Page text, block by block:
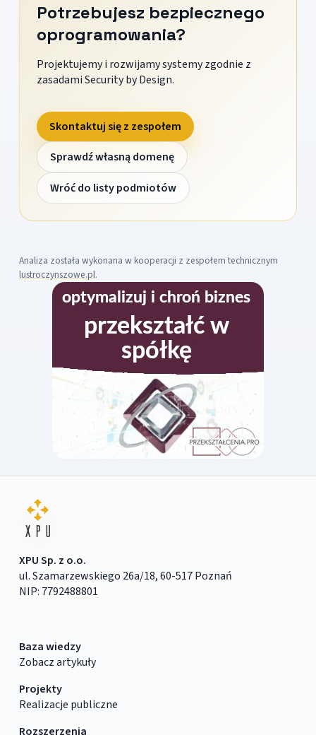
Potrzebujesz bezpiecznego
oprogramowania?
Projektujemy i rozwijamy systemy zgodnie z
zasadami Security by Design.
Skontaktuj się z zespołem
Sprawdź własną domenę
Wróć do listy podmiotów
Analiza została wykonana w kooperacji z zespołem technicznym
lustroczynszowe.pl.
XPU Sp. z o.o.
ul. Szamarzewskiego 26a/18, 60-517 Poznań
NIP: 7792488801
Baza wiedzy
Zobacz artykuły
Projekty
Realizacje publiczne
Rozszerzenia